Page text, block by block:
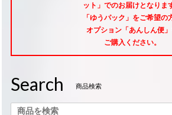
ット」でのお届けとなりま
「ゆうパック」をご希望の
オプション「あんしん便」
ご購入ください。
Search 商品検索